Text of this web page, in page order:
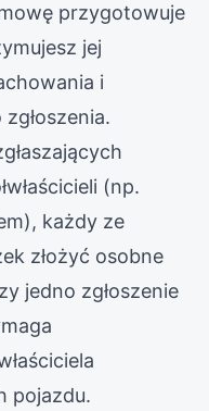
przygotowuje
jej
i
(np.
każdy ze
złożyć osobne
jedno zgłoszenie
pojazdu.